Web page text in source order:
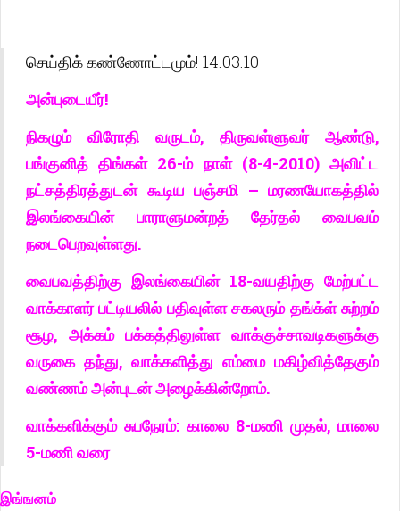
செய்திக் கண்ணோட்டமும்! 14.03.10
அன்புடையீர்!
நிகழும் விரோதி வருடம், திருவள்ளுவர் ஆண்டு,
பங்குனித் திங்கள் 26-ம் நாள் (8-4-2010) அவிட்ட
நட்சத்திரத்துடன் கூடிய பஞ்சமி – மரணயோகத்தில்
இலங்கையின் பாராளுமன்றத் தேர்தல் வைபவம்
நடைபெறவுள்ளது.
வைபவத்திற்கு இலங்கையின் 18-வயதிற்கு மேற்பட்ட
வாக்காளர் பட்டியலில் பதிவுள்ள சகலரும் தங்க்ள் சுற்றம்
சூழ, அக்கம் பக்கத்திலுள்ள வாக்குச்சாவடிகளுக்கு
வருகை தந்து, வாக்களித்து எம்மை மகிழ்வித்தேகும்
வண்ணம் அன்புடன் அழைக்கின்றோம்.
வாக்களிக்கும் சுபநேரம்: காலை 8-மணி முதல், மாலை
5-மணி வரை
இங்ஙனம்